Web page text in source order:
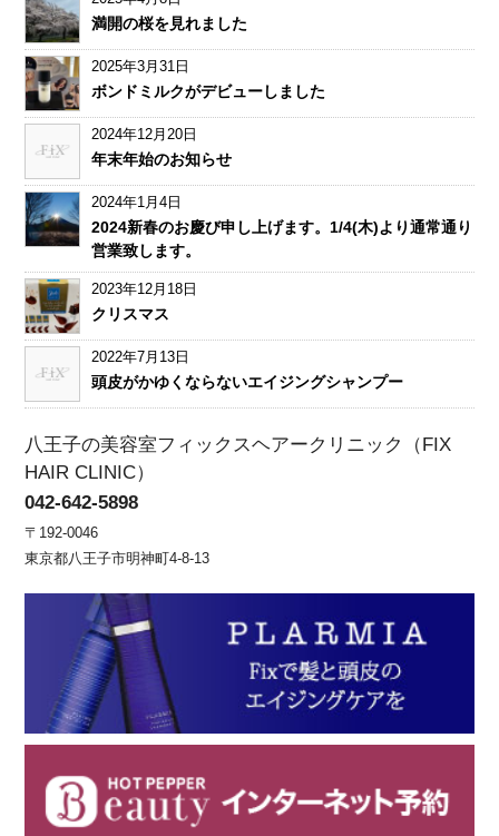
満開の桜を見れました
2025年3月31日
ボンドミルクがデビューしました
2024年12月20日
年末年始のお知らせ
2024年1月4日
2024新春のお慶び申し上げます。1/4(木)より通常通り
営業致します。
2023年12月18日
クリスマス
2022年7月13日
頭皮がかゆくならないエイジングシャンプー
八王子の美容室フィックスヘアークリニック（FIX
HAIR CLINIC）
042-642-5898
〒192-0046
東京都八王子市明神町4-8-13